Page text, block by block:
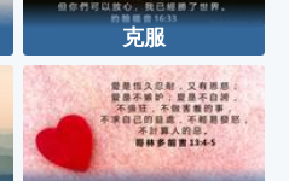
克服